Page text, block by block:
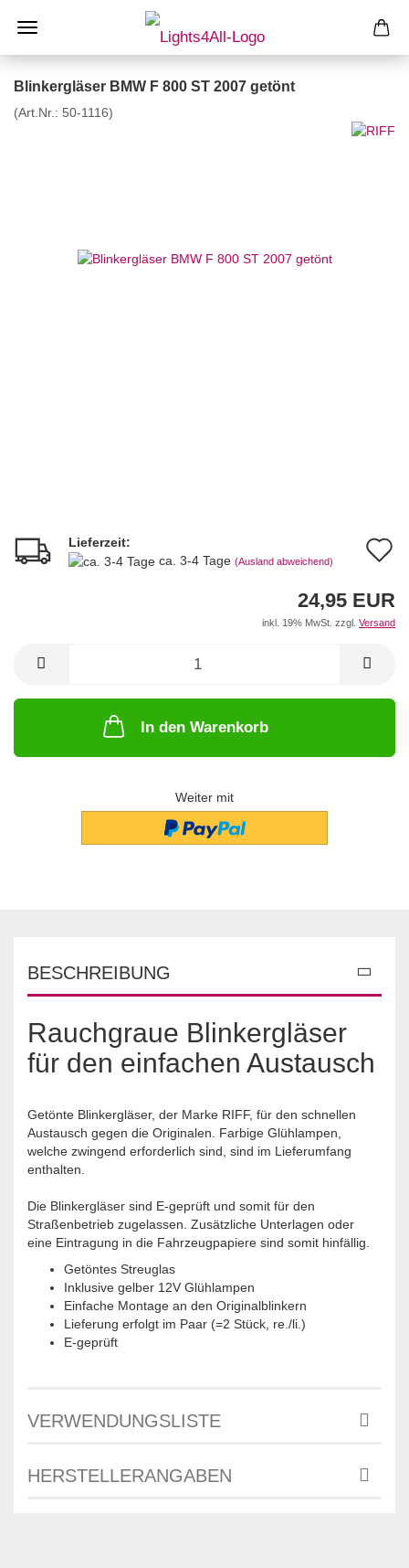
Blinkergläser BMW F 800 ST 2007 getönt
(Art.Nr.: 50-1116)
Lieferzeit:
ca. 3-4 Tage (Ausland abweichend)
24,95 EUR
inkl. 19% MwSt. zzgl. Versand
In den Warenkorb
Weiter mit
BESCHREIBUNG
Rauchgraue Blinkergläser
für den einfachen Austausch
Getönte Blinkergläser, der Marke RIFF, für den schnellen
Austausch gegen die Originalen. Farbige Glühlampen,
welche zwingend erforderlich sind, sind im Lieferumfang
enthalten.
Die Blinkergläser sind E-geprüft und somit für den
Straßenbetrieb zugelassen. Zusätzliche Unterlagen oder
eine Eintragung in die Fahrzeugpapiere sind somit hinfällig.
Getöntes Streuglas
Inklusive gelber 12V Glühlampen
Einfache Montage an den Originalblinkern
Lieferung erfolgt im Paar (=2 Stück, re./li.)
E-geprüft
VERWENDUNGSLISTE
HERSTELLERANGABEN